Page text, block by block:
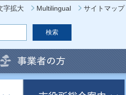
字拡大 Multilingual サイトマップ